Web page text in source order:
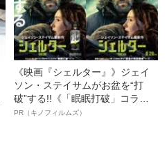
《映画『シェルター』》ジェイ
ソン・ステイサムがお盆を“打
破”する!!《「眠眠打破」コラ
ボ》
PR（キノフィルムズ）